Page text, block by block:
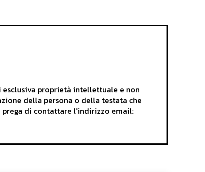
esclusiva proprietà intellettuale e non
della persona o della testata che
di contattare l'indirizzo email: